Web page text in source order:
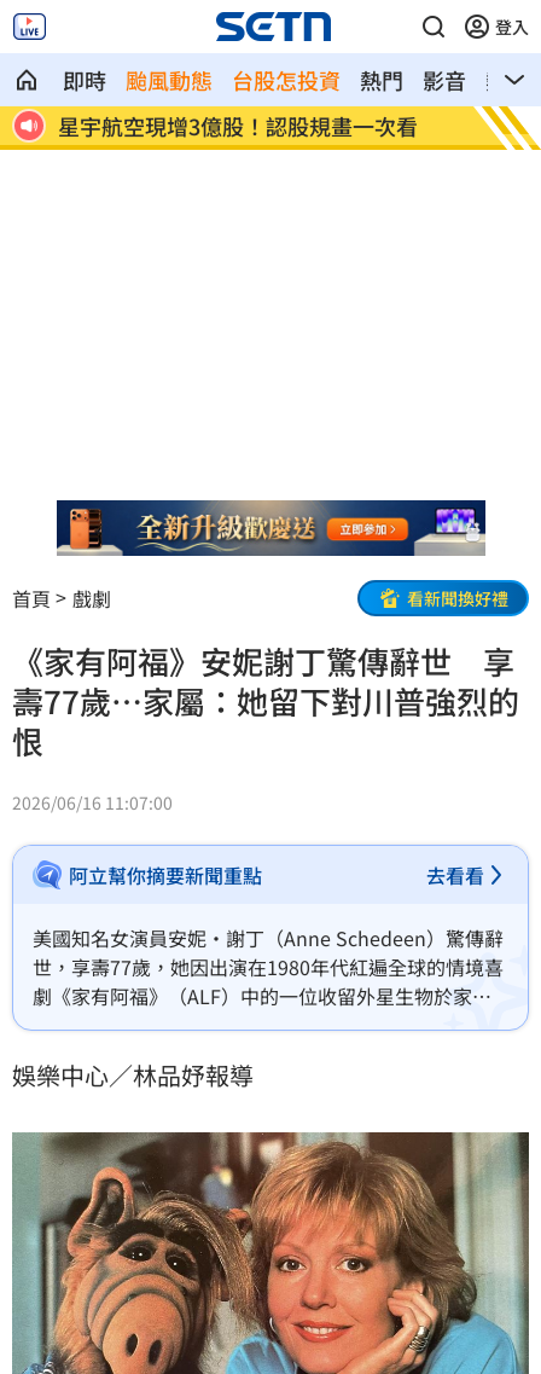
登入
即時 颱風動態 台股怎投資 熱門 影音
熱搜
鄭麗文脫口：我領導的國民黨支持度很高 投信
首頁 戲劇 看新聞換好禮
《家有阿福》安妮謝丁驚傳辭世 享
壽77歲…家屬：她留下對川普強烈的
恨
2026/06/16 11:07:00
阿立幫你摘要新聞重點 去看看
美國知名女演員安妮·謝丁（Anne Schedeen）驚傳辭
世，享壽77歲，她因出演在1980年代紅遍全球的情境喜
劇《家有阿福》（ALF）中的一位收留外星生物於家中
的母親「凱特·譚」而廣為人知，她的家人也於14日在
不捨，紛紛透過社群平台表達哀悼與追思之情。林品妤
娛樂中心／林品妤報導